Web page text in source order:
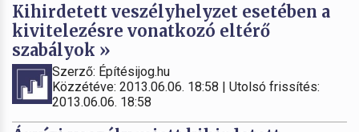
Kihirdetett veszélyhelyzet esetében a
kivitelezésre vonatkozó eltérő
szabályok »
Szerző: Építésijog.hu
Közzétéve: 2013.06.06. 18:58 | Utolsó frissítés:
2013.06.06. 18:58